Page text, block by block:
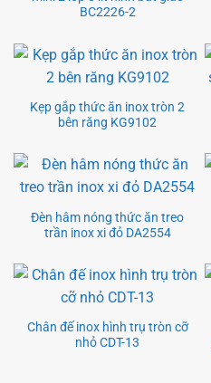
BC2226-2
Kẹp gắp thức ăn inox tròn 2
bên răng KG9102
Đèn hâm nóng thức ăn treo
trần inox xi đỏ DA2554
Chân đế inox hình trụ tròn cỡ
nhỏ CDT-13